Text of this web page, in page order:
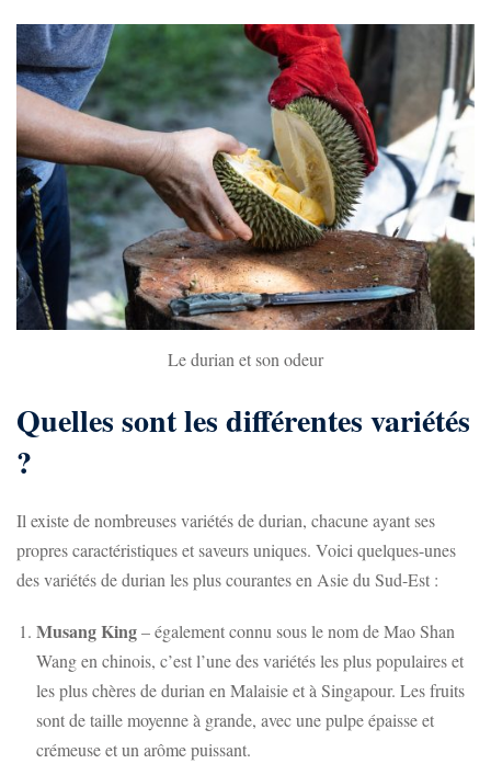
Le durian et son odeur
Quelles sont les différentes variétés
?
Il existe de nombreuses variétés de durian, chacune ayant ses
propres caractéristiques et saveurs uniques. Voici quelques-unes
des variétés de durian les plus courantes en Asie du Sud-Est :
Musang King– également connu sous le nom de Mao Shan
Wang en chinois, c’est l’une des variétés les plus populaires et
les plus chères de durian en Malaisie et à Singapour. Les fruits
sont de taille moyenne à grande, avec une pulpe épaisse et
crémeuse et un arôme puissant.